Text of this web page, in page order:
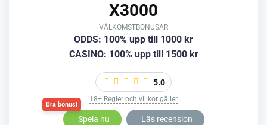
X3000
VÄLKOMSTBONUSAR
ODDS: 100% upp till 1000 kr
CASINO: 100% upp till 1500 kr
5.0
18+ Regler och villkor gäller
Spela nu Läs recension